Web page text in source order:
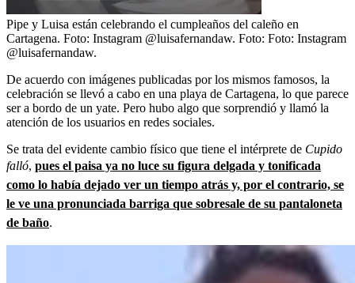
Pipe y Luisa están celebrando el cumpleaños del caleño en
Cartagena. Foto: Instagram @luisafernandaw. Foto: Foto: Instagram
@luisafernandaw.
De acuerdo con imágenes publicadas por los mismos famosos, la
celebración se llevó a cabo en una playa de Cartagena, lo que parece
ser a bordo de un yate. Pero hubo algo que sorprendió y llamó la
atención de los usuarios en redes sociales.
Se trata del evidente cambio físico que tiene el intérprete de Cupido
falló, pues el paisa ya no luce su figura delgada y tonificada
como lo había dejado ver un tiempo atrás y, por el contrario, se
le ve una pronunciada barriga que sobresale de su pantaloneta
de baño.